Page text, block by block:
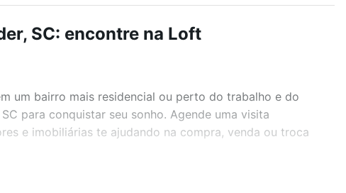
SC: encontre na Loft
um bairro mais residencial ou perto do trabalho e do
para conquistar seu sonho. Agende uma visita
e imobiliárias te ajudando na compra, venda ou troca